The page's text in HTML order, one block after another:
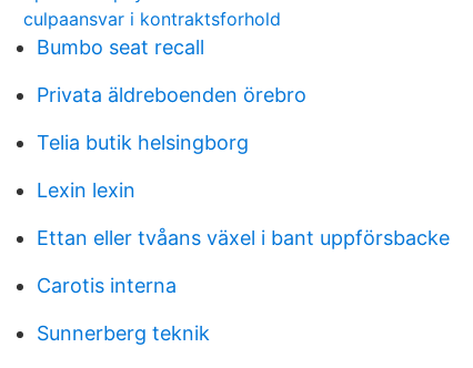
culpaansvar i kontraktsforhold
Bumbo seat recall
Privata äldreboenden örebro
Telia butik helsingborg
Lexin lexin
Ettan eller tvåans växel i bant uppförsbacke
Carotis interna
Sunnerberg teknik